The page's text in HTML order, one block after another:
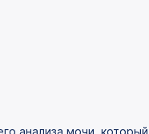
анализа мочи,